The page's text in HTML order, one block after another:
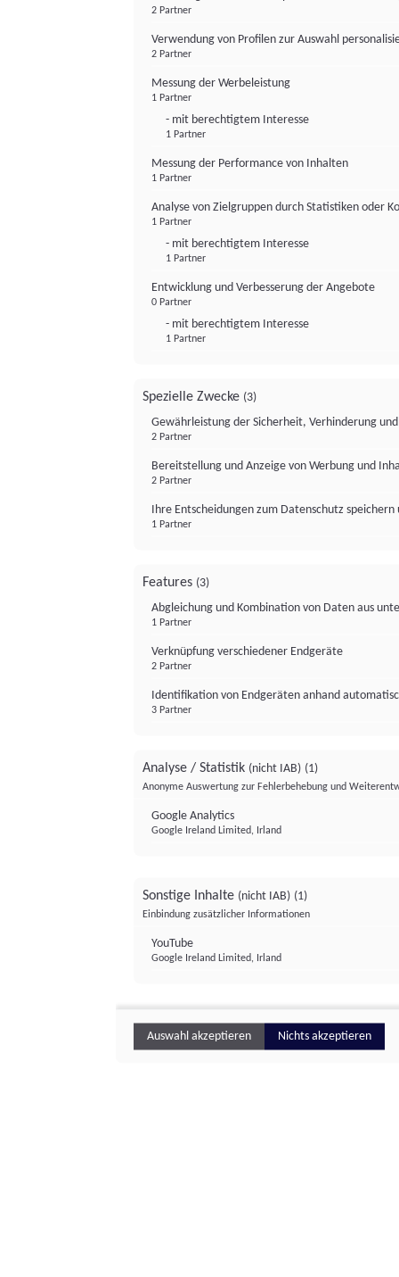
2 Partner
Verwendung von Profilen zur Auswahl
2 Partner
Messung der Werbeleistung
1 Partner
- mit berechtigtem Interesse
1 Partner
Messung der Performance von Inhalten
1 Partner
Analyse von Zielgruppen durch Statistiken oder
1 Partner
- mit berechtigtem Interesse
1 Partner
Entwicklung und Verbesserung der Angebote
0 Partner
- mit berechtigtem Interesse
1 Partner
Spezielle Zwecke (3)
Gewährleistung der Sicherheit, Verhinderung
2 Partner
Bereitstellung und Anzeige von Werbung und
2 Partner
Ihre Entscheidungen zum Datenschutz
1 Partner
Features (3)
Abgleichung und Kombination von Daten aus
1 Partner
Verknüpfung verschiedener Endgeräte
2 Partner
Identifikation von Endgeräten anhand
3 Partner
Analyse / Statistik (nicht IAB) (1)
Anonyme Auswertung zur Fehlerbehebung und
Google Analytics
Google Ireland Limited, Irland
Sonstige Inhalte (nicht IAB) (1)
Einbindung zusätzlicher Informationen
YouTube
Google Ireland Limited, Irland
Auswahl akzeptieren Nichts akzeptieren